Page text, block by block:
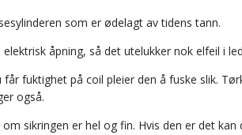
som er ødelagt av tidens tann.
åpning, så det utelukker nok elfeil i
fuktighet på coil pleier den å fuske slik.
også.
sikringen er hel og fin. Hvis den er det